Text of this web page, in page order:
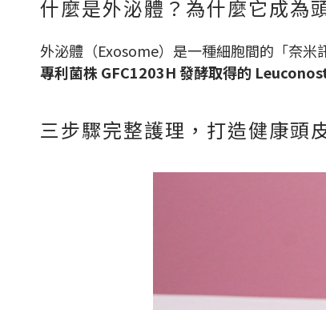
什麼是外泌體？為什麼它成為
外泌體（Exosome）是一種細胞間的「奈米
專利菌株 GFC1203H 發酵取得的
三步驟完整護理，打造健康頭